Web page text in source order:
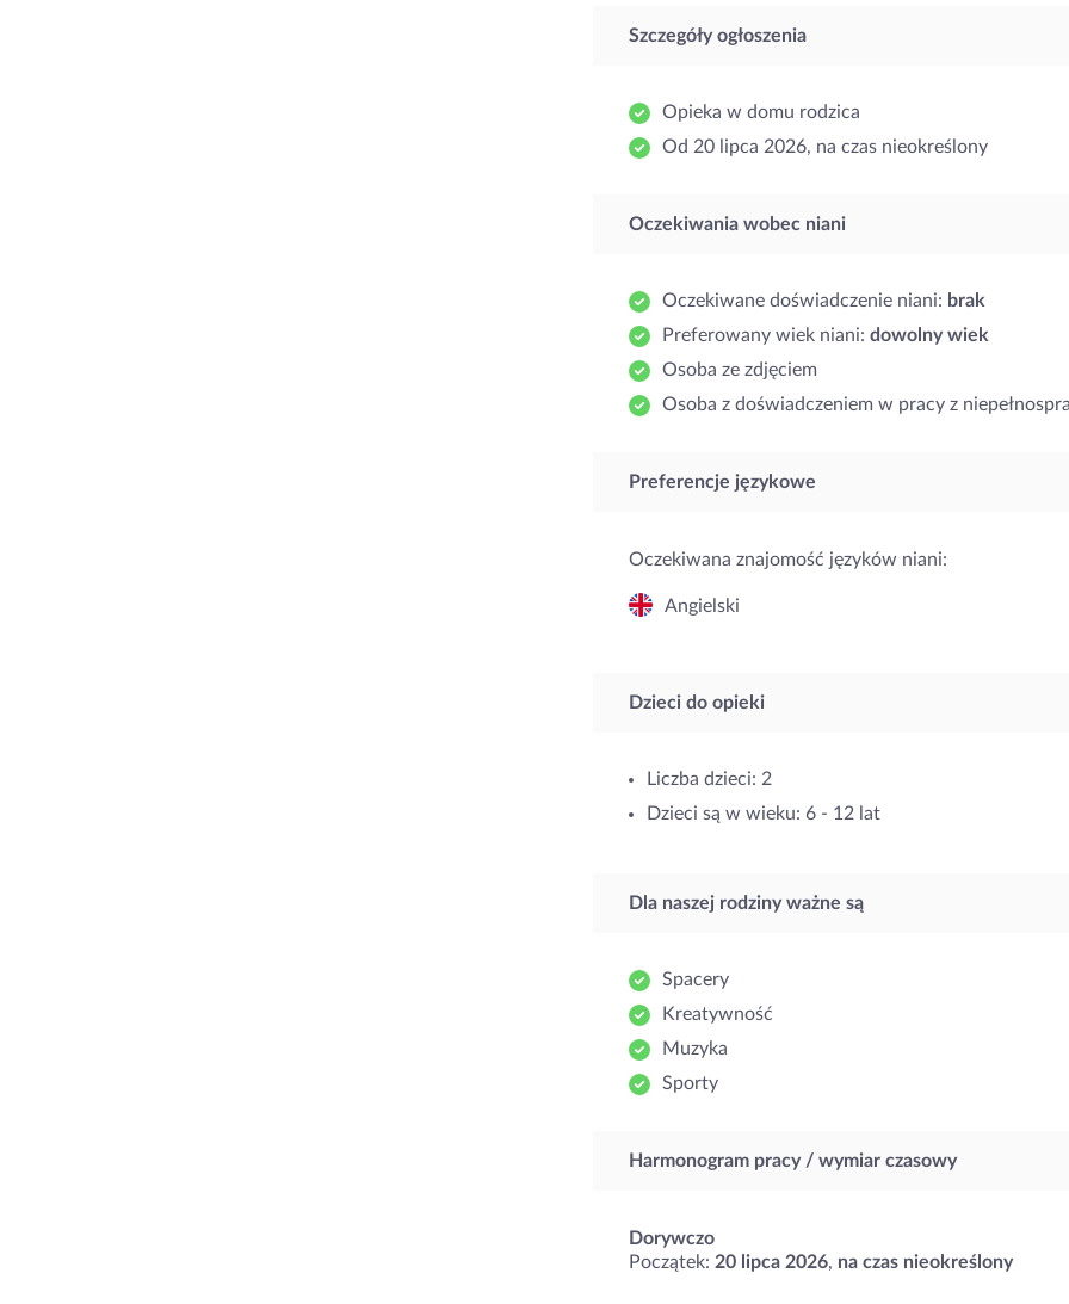
Szczegóły ogłoszenia
Opieka w domu rodzica
Od 20 lipca 2026, na czas nieokreślony
Oczekiwania wobec niani
Oczekiwane doświadczenie niani: brak
Preferowany wiek niani: dowolny wiek
Osoba ze zdjęciem
Osoba z doświadczeniem w pracy z
Preferencje językowe
Oczekiwana znajomość języków niani:
Angielski
Dzieci do opieki
Liczba dzieci: 2
Dzieci są w wieku: 6 - 12 lat
Dla naszej rodziny ważne są
Spacery
Kreatywność
Muzyka
Sporty
Harmonogram pracy / wymiar czasowy
Dorywczo
Początek: 20 lipca 2026, na czas nieokreślony